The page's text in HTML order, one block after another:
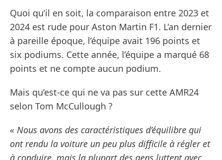
Quoi qu’il en soit, la comparaison entre 2023 et
2024 est rude pour Aston Martin F1. L’an dernier
à pareille époque, l’équipe avait 196 points et
six podiums. Cette année, l’équipe a marqué 68
points et ne compte aucun podium.
Mais qu’est-ce qui ne va pas sur cette AMR24
selon Tom McCullough ?
« Nous avons des caractéristiques d’équilibre qui
ont rendu la voiture un peu plus difficile à régler et